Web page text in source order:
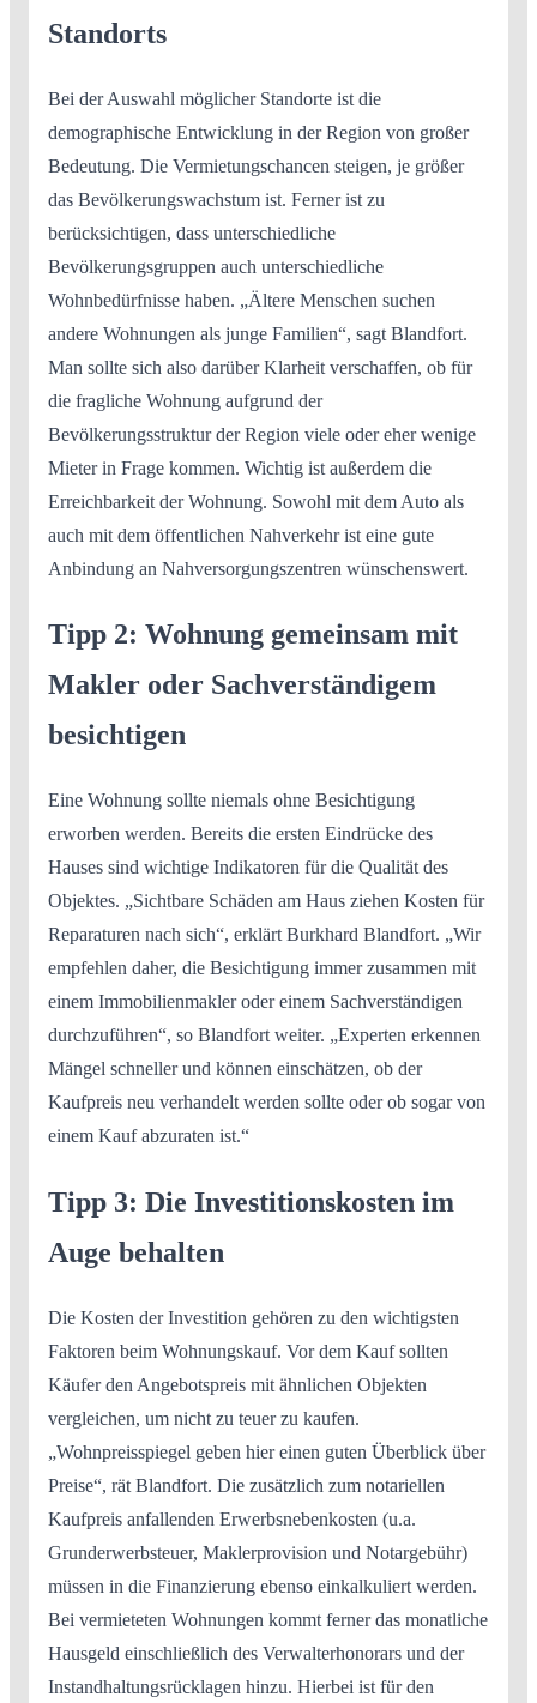
Standorts
Bei der Auswahl möglicher Standorte ist die
demographische Entwicklung in der Region von großer
Bedeutung. Die Vermietungschancen steigen, je größer
das Bevölkerungswachstum ist. Ferner ist zu
berücksichtigen, dass unterschiedliche
Bevölkerungsgruppen auch unterschiedliche
Wohnbedürfnisse haben. „Ältere Menschen suchen
andere Wohnungen als junge Familien“, sagt Blandfort.
Man sollte sich also darüber Klarheit verschaffen, ob für
die fragliche Wohnung aufgrund der
Bevölkerungsstruktur der Region viele oder eher wenige
Mieter in Frage kommen. Wichtig ist außerdem die
Erreichbarkeit der Wohnung. Sowohl mit dem Auto als
auch mit dem öffentlichen Nahverkehr ist eine gute
Anbindung an Nahversorgungszentren wünschenswert.
Tipp 2: Wohnung gemeinsam mit
Makler oder Sachverständigem
besichtigen
Eine Wohnung sollte niemals ohne Besichtigung
erworben werden. Bereits die ersten Eindrücke des
Hauses sind wichtige Indikatoren für die Qualität des
Objektes. „Sichtbare Schäden am Haus ziehen Kosten für
Reparaturen nach sich“, erklärt Burkhard Blandfort. „Wir
empfehlen daher, die Besichtigung immer zusammen mit
einem Immobilienmakler oder einem Sachverständigen
durchzuführen“, so Blandfort weiter. „Experten erkennen
Mängel schneller und können einschätzen, ob der
Kaufpreis neu verhandelt werden sollte oder ob sogar von
einem Kauf abzuraten ist.“
Tipp 3: Die Investitionskosten im
Auge behalten
Die Kosten der Investition gehören zu den wichtigsten
Faktoren beim Wohnungskauf. Vor dem Kauf sollten
Käufer den Angebotspreis mit ähnlichen Objekten
vergleichen, um nicht zu teuer zu kaufen.
„Wohnpreisspiegel geben hier einen guten Überblick über
Preise“, rät Blandfort. Die zusätzlich zum notariellen
Kaufpreis anfallenden Erwerbsnebenkosten (u.a.
Grunderwerbsteuer, Maklerprovision und Notargebühr)
müssen in die Finanzierung ebenso einkalkuliert werden.
Bei vermieteten Wohnungen kommt ferner das monatliche
Hausgeld einschließlich des Verwalterhonorars und der
Instandhaltungsrücklagen hinzu. Hierbei ist für den